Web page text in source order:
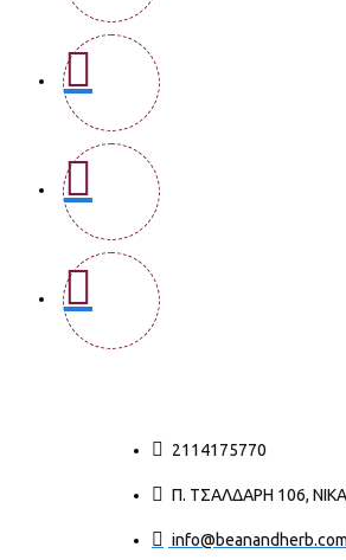
2114175770
Π. ΤΣΑΛΔΆΡΗ 106,